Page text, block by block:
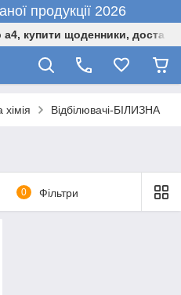
продукції 2026
а4, купити щоденники,
Відбілювачі-БІЛИЗНА
0 Фільтри